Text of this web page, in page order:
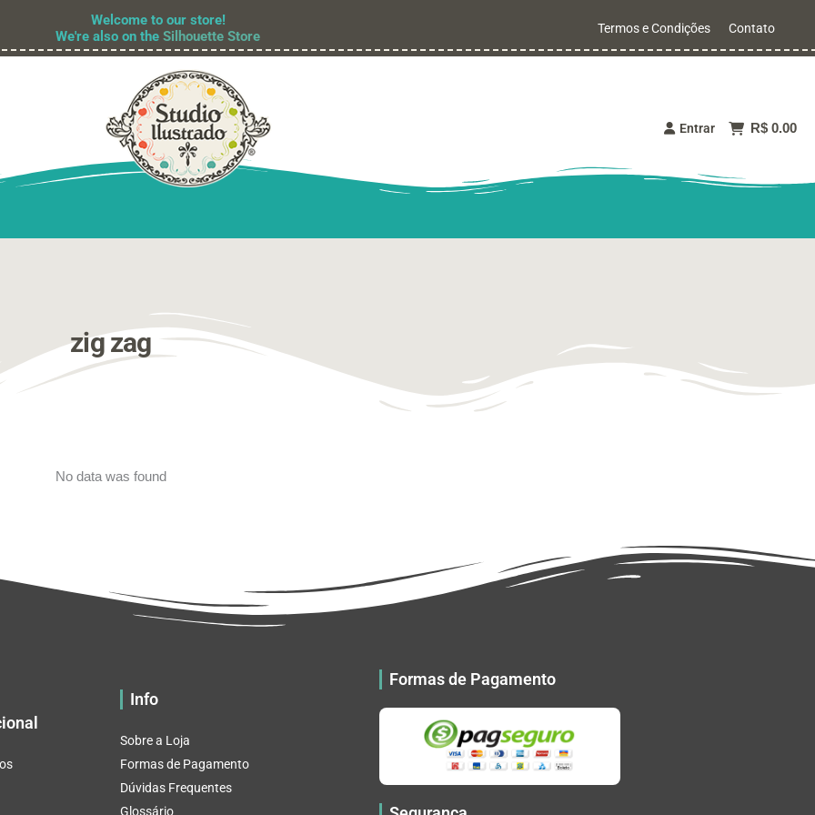
Welcome to our store!
We're also on theSilhouette Store Termos e Condições Contato
Entrar R$ 0.00
zig zag
No data was found
Info
Sobre a Loja
Formas de Pagamento
Dúvidas Frequentes
Glossário
Formas de Pagamento